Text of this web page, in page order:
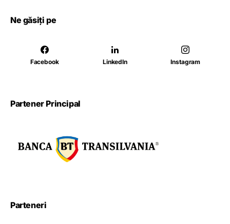
Ne găsiți pe
Facebook LinkedIn Instagram
Partener Principal
Parteneri